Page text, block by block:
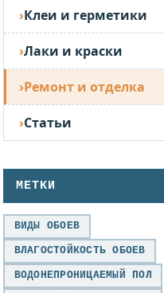
Клеи и герметики
Лаки и краски
Ремонт и отделка
Статьи
МЕТКИ
ВИДЫ ОБОЕВ
ВЛАГОСТОЙКОСТЬ ОБОЕВ
ВОДОНЕПРОНИЦАЕМЫЙ ПОЛ